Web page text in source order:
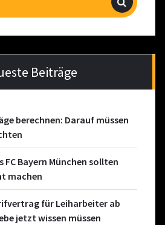
Beiträge
berechnen: Darauf müssen
FC Bayern München sollten
machen
für Leiharbeiter ab
jetzt wissen müssen